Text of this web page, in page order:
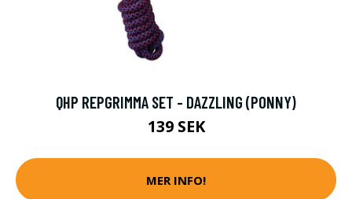
QHP REPGRIMMA SET - DAZZLING (PONNY)
139 SEK
MER INFO!